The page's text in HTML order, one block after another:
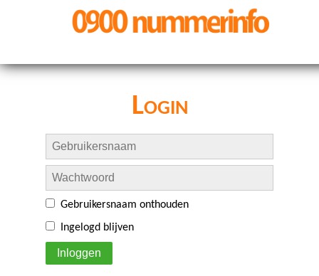
Login
Gebruikersnaam onthouden
Ingelogd blijven
Inloggen